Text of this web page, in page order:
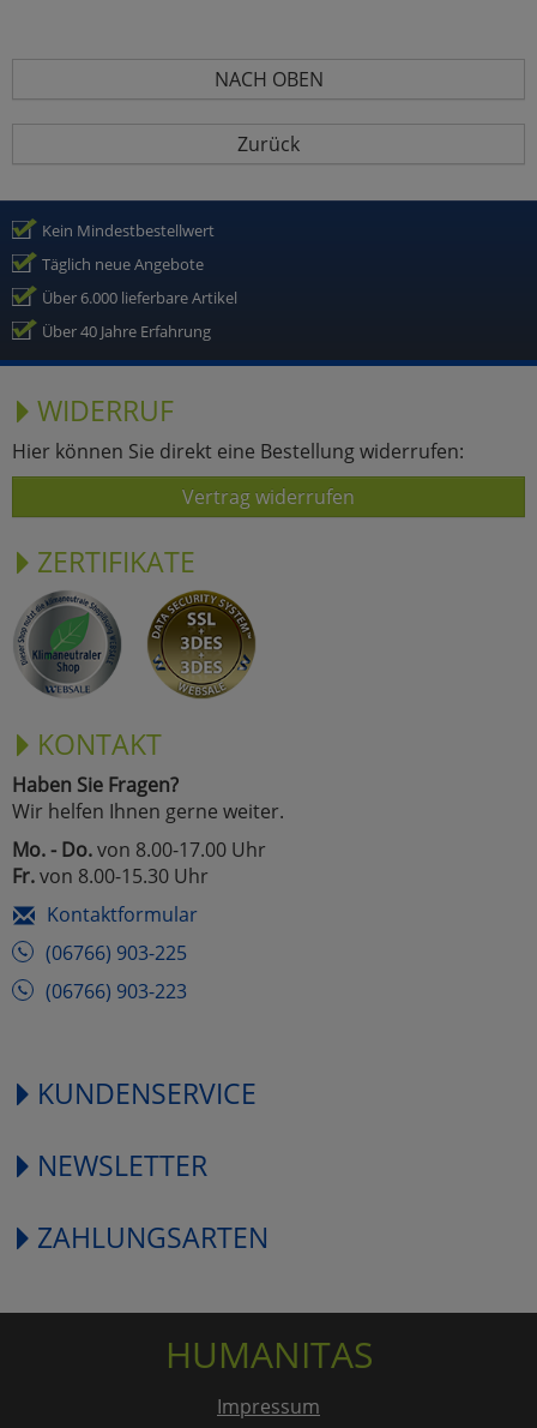
NACH OBEN
Zurück
Kein Mindestbestellwert
Täglich neue Angebote
Über 6.000 lieferbare Artikel
Über 40 Jahre Erfahrung
WIDERRUF
Hier können Sie direkt eine Bestellung widerrufen:
Vertrag widerrufen
ZERTIFIKATE
KONTAKT
Haben Sie Fragen?
Wir helfen Ihnen gerne weiter.
Mo. - Do.von 8.00-17.00 Uhr
Fr.von 8.00-15.30 Uhr
Kontaktformular
(06766) 903-225
(06766) 903-223
KUNDENSERVICE
NEWSLETTER
ZAHLUNGSARTEN
HUMANITAS
Impressum